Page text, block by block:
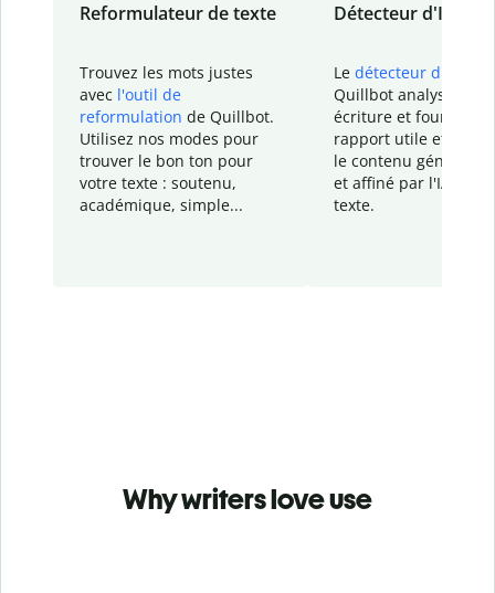
Reformulateur de texte
Trouvez les mots justes
avec l'outil de
reformulation de Quillbot.
Utilisez nos modes pour
trouver le bon ton pour
votre texte : soutenu,
académique, simple...
Détecteur d'IA
Le détecteur d'IA
Quillbot analyse votre
écriture et fournit un
rapport utile et
le contenu généré
et affiné par l'IA
texte.
Why writers love use